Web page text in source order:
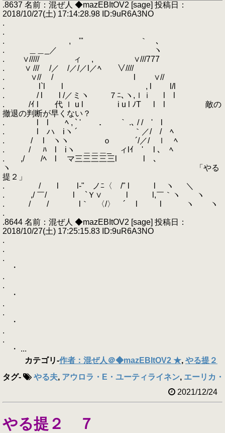
.8637 名前：混ぜ人 ◆mazEBItOV2 [sage] 投稿日：
2018/10/27(土) 17:14:28.98 ID:9uR6A3NO
.
.
. , '" ｀ ､
. ＿＿_／ ヽ
. ∨///// ィ , ∨///777
. ∨ /// /／ /／/／l／ﾍ ∨////
. ∨// / l ∨//
. l`l l , l l/l
. / l l /／ミヽ ７ﾆ､ヽ,ｌｉ l l
. /ｲ l 代 ｌ u l i u l ﾉT l l 敵の
撤退の判断が早くない？
. l l ﾍ , ` ' ． ｀ .､ / / ' l
. l ハ iヽ ´ ｀／/ / ﾍ
. / l ヽヽ ｏ ´/／/ ｌ ﾍ
. / ﾊ l iヽ ＿＿＿_ ィlｲ ' l ､ ﾍ
. ,/ /ﾍ l マ三三三三三l l ､
ヽ 「やる
提２」
. / l l‐" ノﾆ〈 /" l l ヽ ＼
. ,/ ￣/ l `Ｙ∨ l l,￣｀ヽ ヽ
. / / l｀ 〈/〉 ´ l l ヽ ヽ
.
.8644 名前：混ぜ人 ◆mazEBItOV2 [sage] 投稿日：
2018/10/27(土) 17:25:15.83 ID:9uR6A3NO
.
.
.
・
.
.
・
.
.
・
.
.
・ ...
カテゴリ-作者：混ぜ人＠◆mazEBItOV2 ★, やる提２
タグ- やる夫, アウロラ・E・ユーティライネン, エーリカ
2021/12/24
やる提２ ７